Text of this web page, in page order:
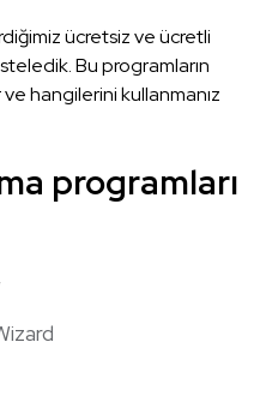
ücretsiz ve ücretli
Bu programların
hangilerini kullanmanız
programları